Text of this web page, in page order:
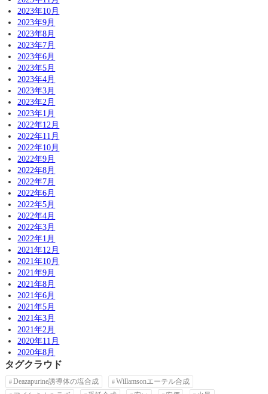
2023年10月
2023年9月
2023年8月
2023年7月
2023年6月
2023年5月
2023年4月
2023年3月
2023年2月
2023年1月
2022年12月
2022年11月
2022年10月
2022年9月
2022年8月
2022年7月
2022年6月
2022年5月
2022年4月
2022年3月
2022年1月
2021年12月
2021年10月
2021年9月
2021年8月
2021年6月
2021年5月
2021年3月
2021年2月
2020年11月
2020年8月
タグクラウド
Deazapurine誘導体の塩合成
Willamsonエーテル合成